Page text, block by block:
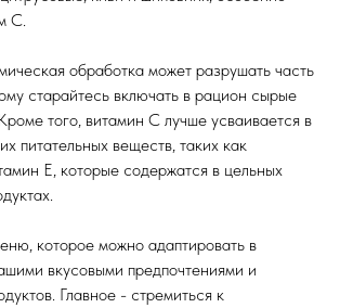
С.
обработка может разрушать часть
старайтесь включать в рацион сырые
того, витамин С лучше усваивается в
питательных веществ, таких как
Е, которые содержатся в цельных
которое можно адаптировать в
вкусовыми предпочтениями и
Главное - стремиться к